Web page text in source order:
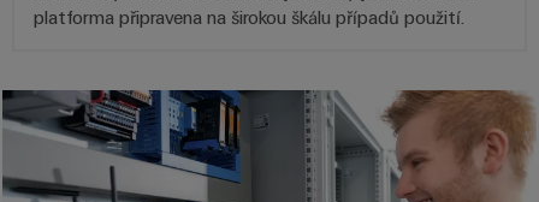
platforma připravena na širokou škálu případů použití.